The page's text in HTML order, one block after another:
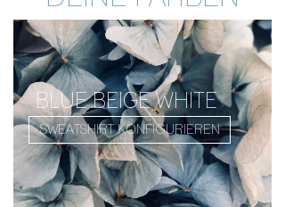
BLUE BEIGE WHITE
SWEATSHIRT KONFIGURIEREN